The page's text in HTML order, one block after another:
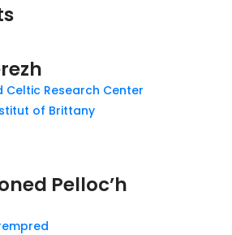
Celtic Research Center
of Brittany
Pelloc’h